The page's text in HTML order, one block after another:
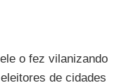
o fez vilanizando
de cidades